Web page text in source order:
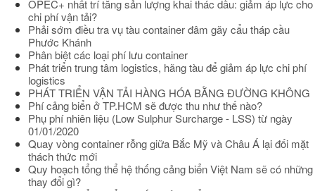
OPEC+ nhất trí tăng sản lượng khai thác dầu: giảm áp lực cho
chi phí vận tải?
Phải sớm điều tra vụ tàu container đâm gãy cẩu tháp cầu
Phước Khánh
Phân biệt các loại phí lưu container
Phát triển trung tâm logistics, hãng tàu để giảm áp lực chi phí
logistics
PHÁT TRIỂN VẬN TẢI HÀNG HÓA BẰNG ĐƯỜNG KHÔNG
Phí cảng biển ở TP.HCM sẽ được thu như thế nào?
Phụ phí nhiên liệu (Low Sulphur Surcharge - LSS) từ ngày
01/01/2020
Quay vòng container rỗng giữa Bắc Mỹ và Châu Á lại đối mặt
thách thức mới
Quy hoạch tổng thể hệ thống cảng biển Việt Nam sẽ có những
thay đổi gì?